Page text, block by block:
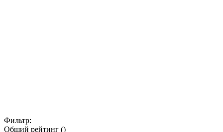
Фильтр:
Общий рейтинг ()